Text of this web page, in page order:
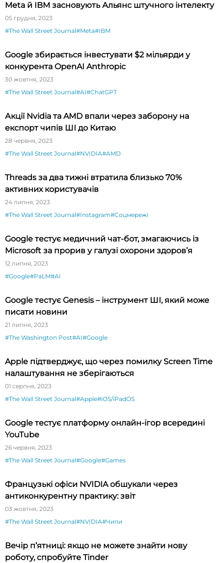
Meta й IBM засновують Альянс штучного інтелекту
05 грудня, 2023
#The Wall Street Journal#Meta#IBM
Google збирається інвестувати $2 мільярди у
конкурента OpenAI Anthropic
30 жовтня, 2023
#The Wall Street Journal#AI#ChatGPT
Акції Nvidia та AMD впали через заборону на
експорт чипів ШІ до Китаю
28 червня, 2023
#The Wall Street Journal#NVIDIA#AMD
Threads за два тижні втратила близько 70%
активних користувачів
24 липня, 2023
#The Wall Street Journal#Instagram#Соцмережі
Google тестує медичний чат-бот, змагаючись із
Microsoft за прорив у галузі охорони здоров’я
12 липня, 2023
#Google#PaLM#AI
Google тестує Genesis – інструмент ШІ, який може
писати новини
21 липня, 2023
#The Washington Post#AI#Google
Apple підтверджує, що через помилку Screen Time
налаштування не зберігаються
01 серпня, 2023
#The Wall Street Journal#Apple#iOS/iPadOS
Google тестує платформу онлайн-ігор всередині
YouTube
26 червня, 2023
#The Wall Street Journal#Google#Games
Французькі офіси NVIDIA обшукали через
антиконкурентну практику: звіт
03 жовтня, 2023
#The Wall Street Journal#NVIDIA#Чипи
Вечір п’ятниці: якщо не можете знайти нову
роботу, спробуйте Tinder